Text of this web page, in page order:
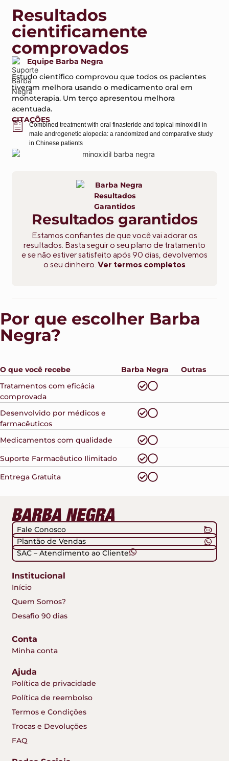
Resultados
cientificamente
comprovados
Equipe Barba Negra
Estudo científico comprovou que todos os pacientes
tiveram melhora usando o medicamento oral em
monoterapia. Um terço apresentou melhora
acentuada.
CITAÇÕES
Combined treatment with oral finasteride and topical minoxidil in
male androgenetic alopecia: a randomized and comparative study
in Chinese patients
Resultados garantidos
Estamos confiantes de que você vai adorar os
resultados. Basta seguir o seu plano de tratamento
e se não estiver satisfeito após 90 dias, devolvemos
o seu dinheiro. Ver termos completos
O que você recebe Barba Negra
Outras
Tratamentos com eficácia
comprovada
Desenvolvido por médicos e
farmacêuticos
Medicamentos com qualidade
Suporte Farmacêutico Ilimitado
Entrega Gratuita
Por que escolher Barba
Negra?
Fale Conosco
Plantão de Vendas
SAC – Atendimento ao Cliente
Institucional
Início
Quem Somos?
Desafio 90 dias
Conta
Minha conta
Ajuda
Política de privacidade
Política de reembolso
Termos e Condições
Trocas e Devoluções
FAQ